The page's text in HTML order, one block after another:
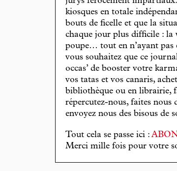
kiosques en totale
bouts de ficelle et que la
chaque jour plus difficile : la
poupe… tout en n’ayant pas
vous souhaitez que ce
occas’ de booster votre
vos tatas et vos canaris,
bibliothèque ou en librairie,
répercutez-nous, faites nous
envoyez nous des bisous de
Tout cela se passe ici :
Merci mille fois pour votre